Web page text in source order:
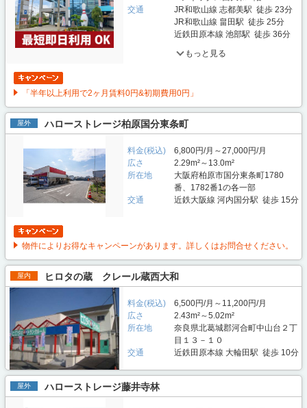
交通
JR和歌山線 志都美駅 徒歩 23分
JR和歌山線 畠田駅 徒歩 25分
近鉄田原本線 池部駅 徒歩 36分
もっと見る
「半年以上利用で2ヶ月賃料0円&初期費用0円」
屋外 ハローストレージ柏原国分東条町
料金(税込)
6,800円/月～27,000円/月
広さ
2.29m²～13.0m²
所在地
大阪府柏原市国分東条町1780
番、1782番1の各一部
交通
近鉄大阪線 河内国分駅 徒歩 15分
物件によりお得なキャンペーンがあります。詳しくはお問合せください。
屋内 ヒロタの蔵 クレール蔵西大和
料金(税込)
6,500円/月～11,200円/月
広さ
2.43m²～5.02m²
所在地
奈良県北葛城郡河合町中山台２丁
目１３－１０
交通
近鉄田原本線 大輪田駅 徒歩 10分
屋外 ハローストレージ藤井寺林